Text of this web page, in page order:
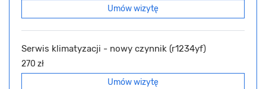
Umów wizytę
Serwis klimatyzacji - nowy czynnik (r1234yf)
270 zł
Umów wizytę